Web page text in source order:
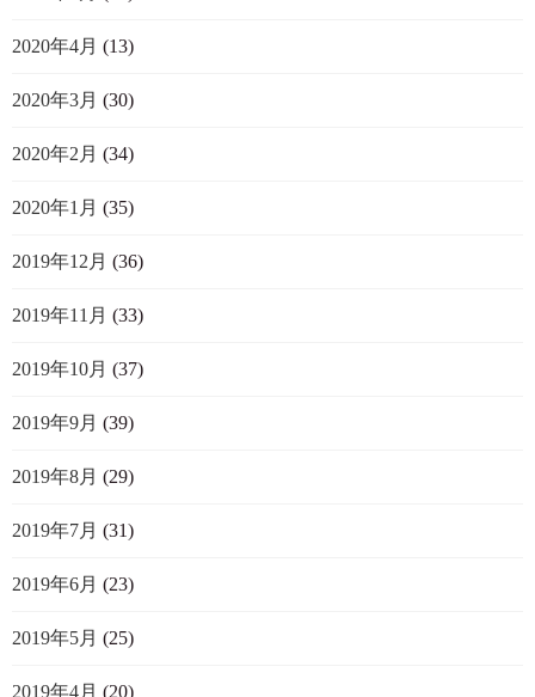
2020年4月 (13)
2020年3月 (30)
2020年2月 (34)
2020年1月 (35)
2019年12月 (36)
2019年11月 (33)
2019年10月 (37)
2019年9月 (39)
2019年8月 (29)
2019年7月 (31)
2019年6月 (23)
2019年5月 (25)
2019年4月 (20)